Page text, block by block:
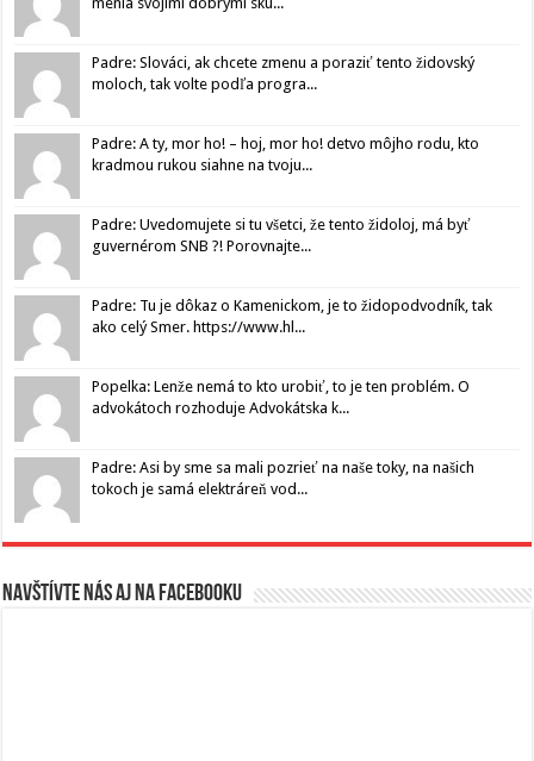
Padre: Slováci, ak chcete zmenu a poraziť tento židovský
moloch, tak volte podľa progra...
Padre: A ty, mor ho! – hoj, mor ho! detvo môjho rodu, kto
kradmou rukou siahne na tvoju...
Padre: Uvedomujete si tu všetci, že tento židoloj, má byť
guvernérom SNB ?! Porovnajte...
Padre: Tu je dôkaz o Kamenickom, je to židopodvodník, tak
ako celý Smer. https://www.hl...
Popelka: Lenže nemá to kto urobiť, to je ten problém. O
advokátoch rozhoduje Advokátska k...
Padre: Asi by sme sa mali pozrieť na naše toky, na našich
tokoch je samá elektráreň vod...
Navštívte nás aj na Facebooku